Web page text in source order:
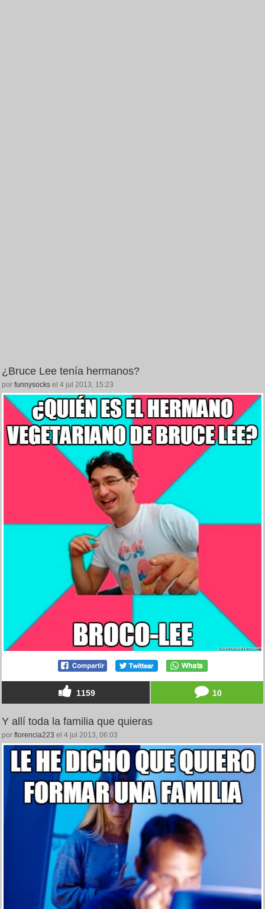
¿Bruce Lee tenía hermanos?
por funnysocks el 4 jul 2013, 15:23
1159 10
Y allí toda la familia que quieras
por florencia223 el 4 jul 2013, 06:03